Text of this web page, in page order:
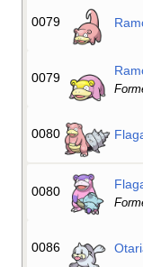
0079
0079
0080
0080
0086